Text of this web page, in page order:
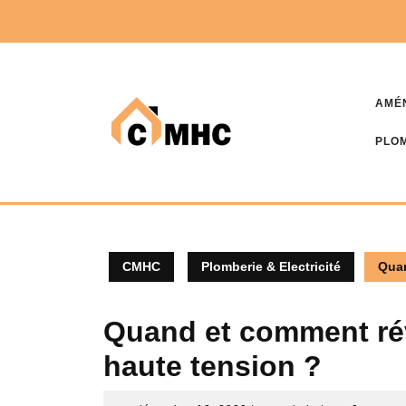
content
CMHC Plomberie & Electricité
Quand et comment
haute tension ?